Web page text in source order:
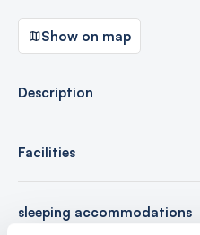
Show on map
Description
Facilities
sleeping accommodations